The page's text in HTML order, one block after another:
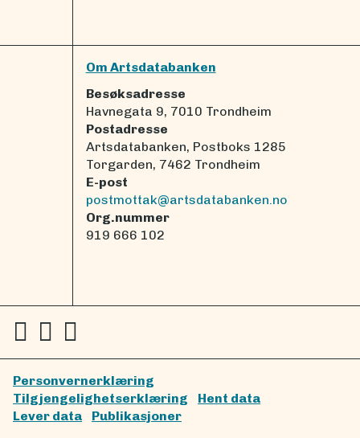
Om Artsdatabanken
Besøksadresse
Havnegata 9, 7010 Trondheim
Postadresse
Artsdatabanken, Postboks 1285
Torgarden, 7462 Trondheim
E-post
postmottak@artsdatabanken.no
Org.nummer
919 666 102
Personvernerklæring
Tilgjengelighetserklæring
Hent data
Lever data
Publikasjoner